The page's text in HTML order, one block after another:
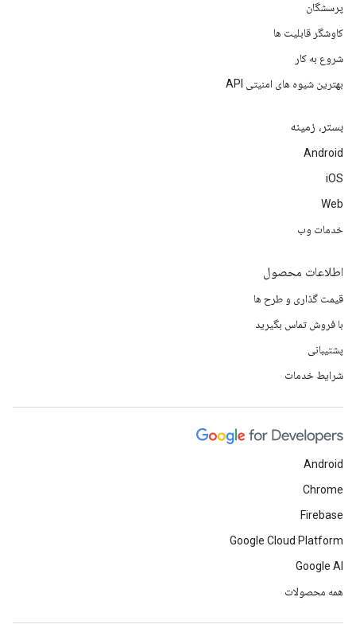
پرسشگان
کاوشگر قابلیت ها
شروع به کار
بهترین شیوه های امنیتی API
بستر، زمینه
Android
iOS
Web
خدمات وب
اطلاعات محصول
قیمت گذاری و طرح ها
با فروش تماس بگیرید
پشتیبانی
شرایط خدمات
Android
Chrome
Firebase
Google Cloud Platform
Google AI
همه محصولات